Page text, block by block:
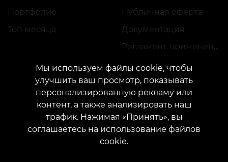
Портфолио
Топ месяца
Публичная оферта
Документация
Регламент применения акций
КОНТАКТЫ
Свяжитесь с нами: customers@vean-tattoo.com
marketing.veantattoo@gmail.com
Мы используем файлы cookie, чтобы
улучшить ваш просмотр, показывать
персонализированную рекламу или
контент, а также анализировать наш
трафик. Нажимая «Принять», вы
соглашаетесь на использование файлов
cookie.